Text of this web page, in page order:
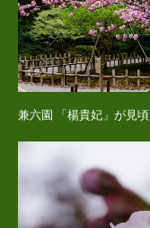
兼六園 「楊貴妃」が見頃